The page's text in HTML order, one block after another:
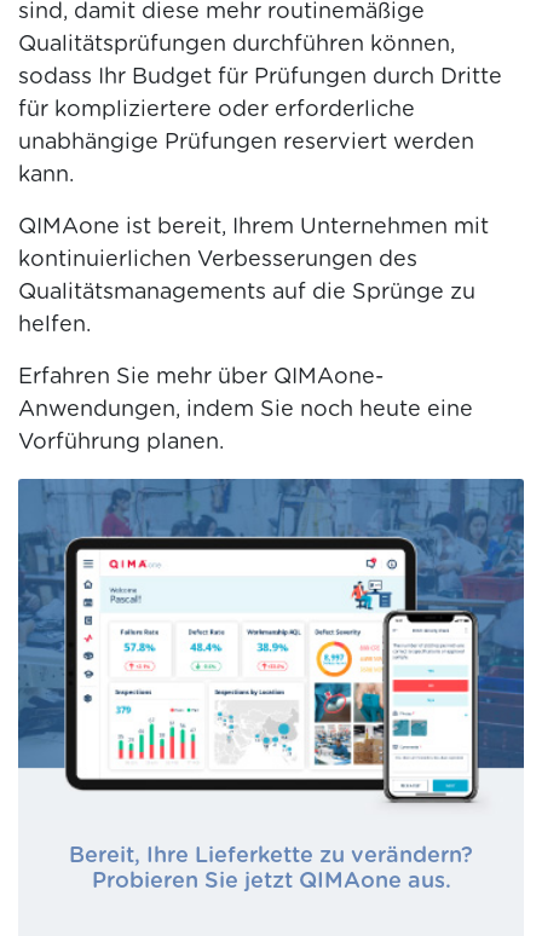
sind, damit diese mehr routinemäßige
Qualitätsprüfungen durchführen können,
sodass Ihr Budget für Prüfungen durch Dritte
für kompliziertere oder erforderliche
unabhängige Prüfungen reserviert werden
kann.
QIMAone ist bereit, Ihrem Unternehmen mit
kontinuierlichen Verbesserungen des
Qualitätsmanagements auf die Sprünge zu
helfen.
Erfahren Sie mehr über QIMAone-
Anwendungen, indem Sie noch heute eine
Vorführung planen.
Bereit, Ihre Lieferkette zu verändern?
Probieren Sie jetzt QIMAone aus.